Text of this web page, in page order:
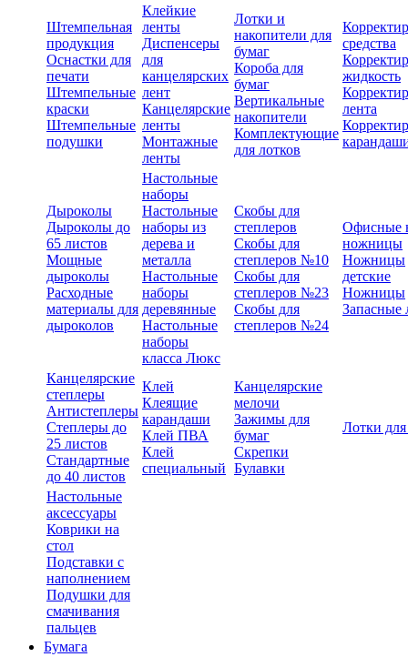
Штемпельная
продукция
Оснастки для
печати
Штемпельные
краски
Штемпельные
подушки
Клейкие
ленты
Диспенсеры
для
канцелярских
лент
Канцелярские
ленты
Монтажные
ленты
Лотки и
накопители для
бумаг
Короба для
бумаг
Вертикальные
накопители
Комплектующие
для лотков
средства
жидкость
лента
Дыроколы
Дыроколы до
65 листов
Мощные
дыроколы
Расходные
материалы для
дыроколов
Настольные
наборы
Настольные
наборы из
дерева и
металла
Настольные
наборы
деревянные
Настольные
наборы
класса Люкс
Скобы для
степлеров
Скобы для
степлеров №10
Скобы для
степлеров №23
Скобы для
степлеров №24
Офисные
ножницы
Ножницы
детские
Ножницы
Запасные
Канцелярские
степлеры
Антистеплеры
Степлеры до
25 листов
Стандартные
до 40 листов
Клей
Клеящие
карандаши
Клей ПВА
Клей
специальный
Канцелярские
мелочи
Зажимы для
бумаг
Скрепки
Булавки
Лотки
Настольные
аксессуары
Коврики на
стол
Подставки с
наполнением
Подушки для
смачивания
пальцев
Бумага